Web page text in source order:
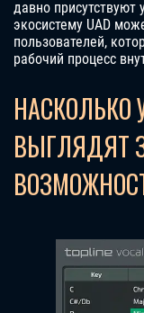
давно присутствуют
экосистему UAD
пользователей,
рабочий процесс
НАСКОЛЬКО
ВЫГЛЯДЯТ